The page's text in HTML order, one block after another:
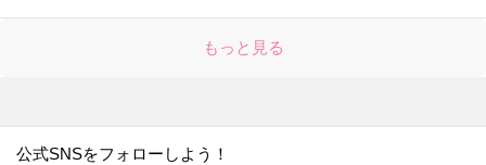
もっと見る
公式SNSをフォローしよう！